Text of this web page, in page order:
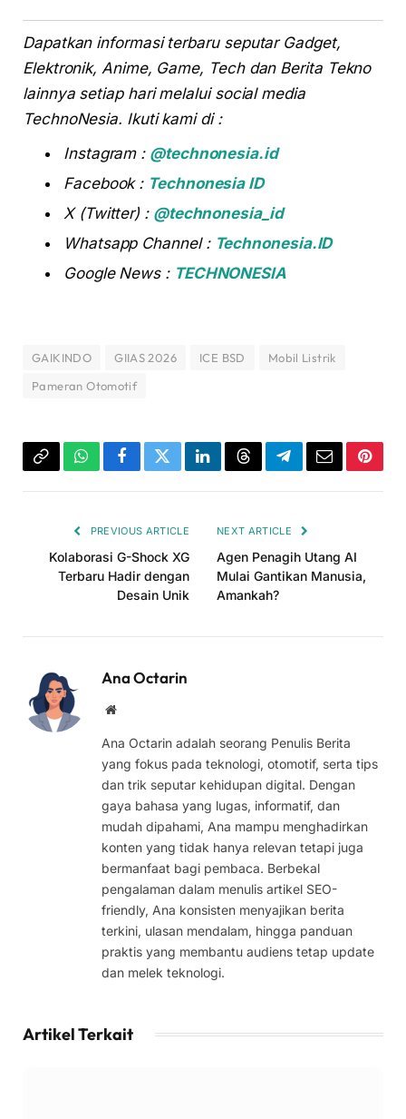
Dapatkan informasi terbaru seputar Gadget,
Elektronik, Anime, Game, Tech dan Berita Tekno
lainnya setiap hari melalui social media
TechnoNesia. Ikuti kami di :
Instagram : @technonesia.id
Facebook : Technonesia ID
X (Twitter) : @technonesia_id
Whatsapp Channel : Technonesia.ID
Google News : TECHNONESIA
GAIKINDO GIIAS 2026 ICE BSD
Mobil Listrik
Pameran Otomotif
Copy WhatsAppFacebookTwitterLinkedInThreadsTelegramEmail
PREVIOUS ARTICLE
Kolaborasi G-Shock XG
Terbaru Hadir dengan
Desain Unik
NEXT ARTICLE
Agen Penagih Utang AI
Mulai Gantikan Manusia,
Amankah?
Ana Octarin
Website
Ana Octarin adalah seorang Penulis Berita
yang fokus pada teknologi, otomotif, serta tips
dan trik seputar kehidupan digital. Dengan
gaya bahasa yang lugas, informatif, dan
mudah dipahami, Ana mampu menghadirkan
konten yang tidak hanya relevan tetapi juga
bermanfaat bagi pembaca. Berbekal
pengalaman dalam menulis artikel SEO-
friendly, Ana konsisten menyajikan berita
terkini, ulasan mendalam, hingga panduan
praktis yang membantu audiens tetap update
dan melek teknologi.
Artikel Terkait